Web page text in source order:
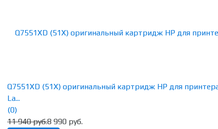
Q7551XD (51X) оригинальный картридж HP для
La...
(0)
11 940 руб.8 990 руб.